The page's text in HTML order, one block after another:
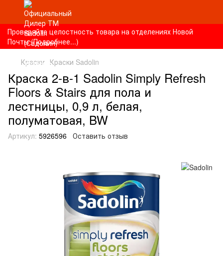
Проверяйте целостность товара на отделениях Новой
Почты (Подробнее...)
Краски Краски Sadolin
Краска 2-в-1 Sadolin Simply Refresh
Floors & Stairs для пола и
лестницы, 0,9 л, белая,
полуматовая, BW
Артикул: 5926596 Оставить отзыв